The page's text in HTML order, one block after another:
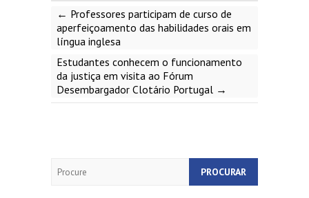
← Professores participam de curso de
aperfeiçoamento das habilidades orais em
língua inglesa
Estudantes conhecem o funcionamento
da justiça em visita ao Fórum
Desembargador Clotário Portugal →